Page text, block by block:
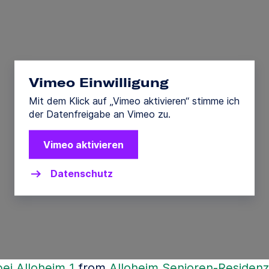
Vimeo Einwilligung
Mit dem Klick auf „Vimeo aktivieren“ stimme ich
der Datenfreigabe an Vimeo zu.
Vimeo aktivieren
Datenschutz